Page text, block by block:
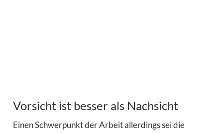
Vorsicht ist besser als Nachsicht
Einen Schwerpunkt der Arbeit allerdings sei die